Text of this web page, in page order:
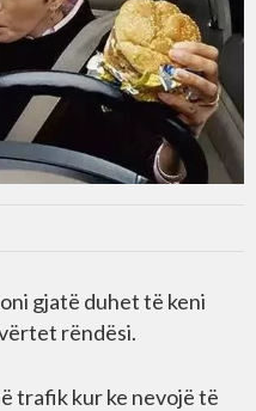
gjatë duhet të keni
rëndësi.
trafik kur ke nevojë të